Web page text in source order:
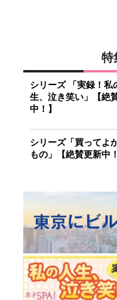
特
シリーズ 「実録！私
生、泣き笑い」【絶
中！】
シリーズ「買ってよ
もの」【絶賛更新中！